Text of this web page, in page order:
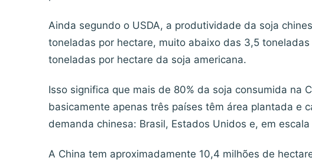
Ainda segundo o USDA, a produtividade da soja
toneladas por hectare, muito abaixo das 3,5
toneladas por hectare da soja americana.
Isso significa que mais de 80% da soja consumida na
basicamente apenas três países têm área plantada e
demanda chinesa: Brasil, Estados Unidos e, em
A China tem aproximadamente 10,4 milhões de